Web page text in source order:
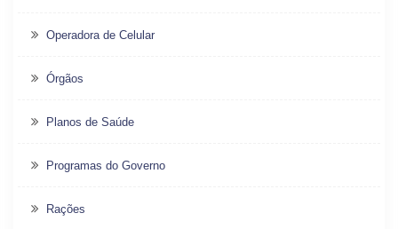
Operadora de Celular
Órgãos
Planos de Saúde
Programas do Governo
Rações